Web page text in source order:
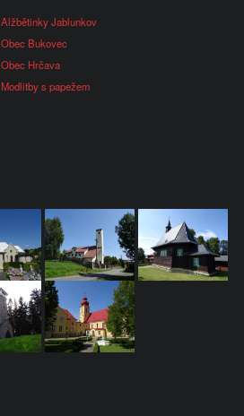
Alžbětinky Jablunkov
Obec Bukovec
Obec Hrčava
Modlitby s papežem